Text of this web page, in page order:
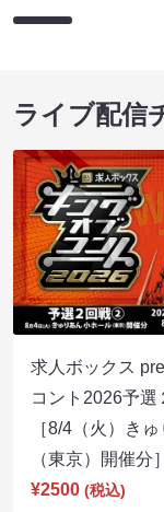
ライブ配信
求人ボックス
コント2026予
［8/4（火）き
（東京）開催
¥2500 (税込)